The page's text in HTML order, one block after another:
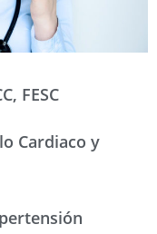
FESC
Cardiaco y